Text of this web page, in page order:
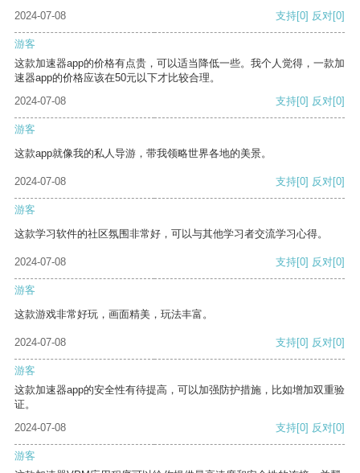
2024-07-08 支持[0] 反对[0]
游客
这款加速器app的价格有点贵，可以适当降低一些。我个人觉得，一款加
速器app的价格应该在50元以下才比较合理。
2024-07-08
支持[0] 反对[0]
游客
这款app就像我的私人导游，带我领略世界各地的美景。
2024-07-08 支持[0] 反对[0]
游客
这款学习软件的社区氛围非常好，可以与其他学习者交流学习心得。
2024-07-08 支持[0] 反对[0]
游客
这款游戏非常好玩，画面精美，玩法丰富。
2024-07-08 支持[0] 反对[0]
游客
这款加速器app的安全性有待提高，可以加强防护措施，比如增加双重验
证。
2024-07-08
支持[0] 反对[0]
游客